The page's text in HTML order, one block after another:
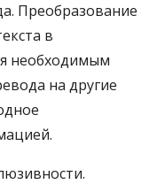
Преобразование
в
необходимым
на другие